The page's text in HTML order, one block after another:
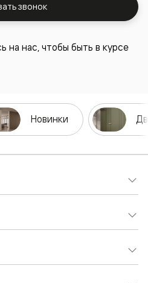
звонок
на нас, чтобы быть в курсе
Новинки